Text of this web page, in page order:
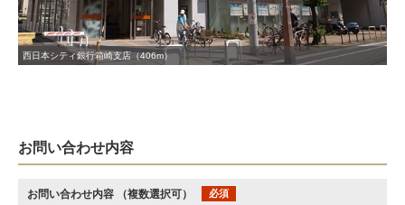
西日本シティ銀行箱崎支店（406m）
お問い合わせ内容
お問い合わせ内容 （複数選択可） 必須